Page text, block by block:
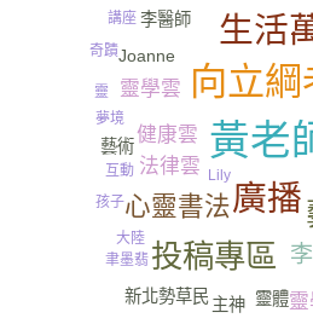
黃老
向立綱
廣播
生活
投稿專區
心靈書法
健康雲
靈學雲
法律雲
李醫師
靈體
Joanne
新北勢草民 主神
藝術
Lily
聿墨翡
講座
夢境
互動
大陸
孩子
靈
奇蹟